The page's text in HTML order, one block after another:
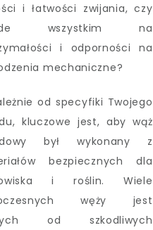
i łatwości zwijania, czy
wszystkim na
i odporności na
mechaniczne?
od specyfiki Twojego
kluczowe jest, aby wąż
był wykonany z
bezpiecznych dla
i roślin. Wiele
węży jest
od szkodliwych